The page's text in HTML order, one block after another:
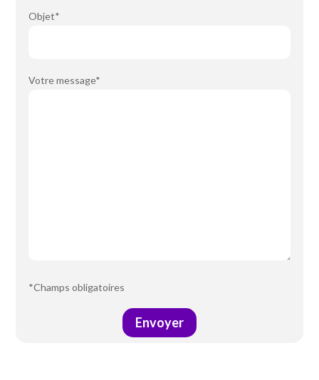
Objet*
Votre message*
*Champs obligatoires
Envoyer